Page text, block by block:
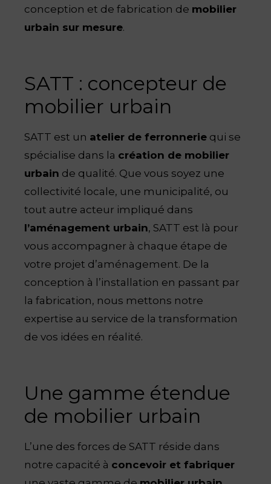
conception et de fabrication de mobilier
urbain sur mesure.
SATT : concepteur de
mobilier urbain
SATT est un atelier de ferronnerie qui se
spécialise dans la création de mobilier
urbain de qualité. Que vous soyez une
collectivité locale, une municipalité, ou
tout autre acteur impliqué dans
l’aménagement urbain, SATT est là pour
vous accompagner à chaque étape de
votre projet d’aménagement. De la
conception à l’installation en passant par
la fabrication, nous mettons notre
expertise au service de la transformation
de vos idées en réalité.
Une gamme étendue
de mobilier urbain
L’une des forces de SATT réside dans
notre capacité à concevoir et fabriquer